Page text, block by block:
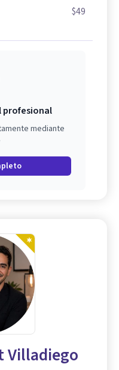
$49
profesional
mediante
Villadiego